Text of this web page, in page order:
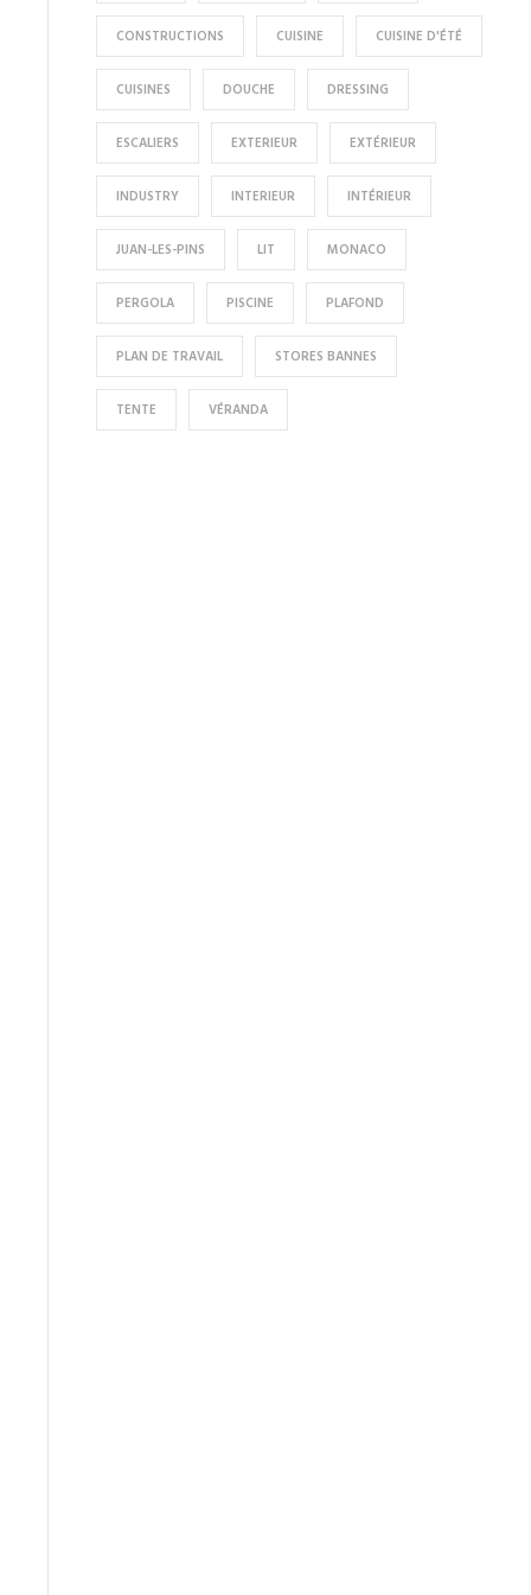
CONSTRUCTIONS CUISINE CUISINE D'ÉTÉ
CUISINES DOUCHE DRESSING
ESCALIERS EXTERIEUR EXTÉRIEUR
INDUSTRY INTERIEUR INTÉRIEUR
JUAN-LES-PINS LIT MONACO
PERGOLA PISCINE PLAFOND
PLAN DE TRAVAIL STORES BANNES
TENTE VÉRANDA